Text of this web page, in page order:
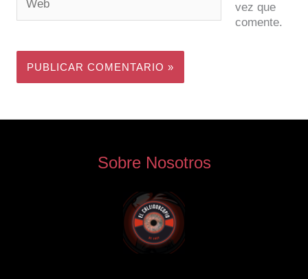
vez que
comente.
Sobre Nosotros